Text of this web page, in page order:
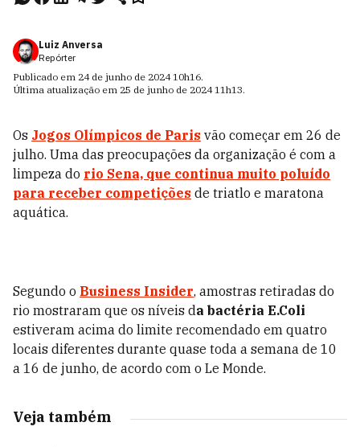
Luiz Anversa
Repórter
Publicado em 24 de junho de 2024 10h16.
Última atualização em 25 de junho de 2024 11h13.
Os Jogos Olímpicos de Paris vão começar em 26 de
julho. Uma das preocupações da organização é com a
limpeza do rio Sena, que continua muito poluído
para receber competições de triatlo e maratona
aquática.
Segundo o Business Insider, amostras retiradas do
rio mostraram que os níveis da bactéria E.Coli
estiveram acima do limite recomendado em quatro
locais diferentes durante quase toda a semana de 10
a 16 de junho, de acordo com o Le Monde.
Veja também